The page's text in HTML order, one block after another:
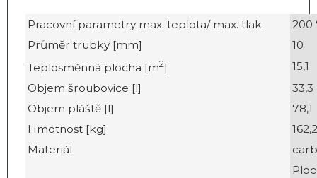
Pracovní parametry max. teplota/ max. tlak
200
Průměr trubky [mm]
10
Teplosměnná plocha [m2]
15,1
Objem šroubovice [l]
33,3
Objem pláště [l]
78,1
Hmotnost [kg]
162,2
Materiál